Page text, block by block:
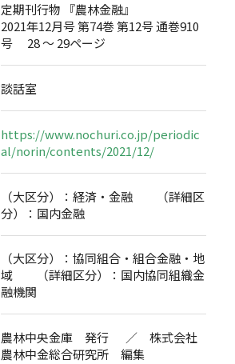
定期刊行物 『農林金融』
2021年12月号 第74巻 第12号 通巻910
号 28 ～ 29ページ
談話室
https://www.nochuri.co.jp/periodic
al/norin/contents/2021/12/
（大区分）：経済・金融 （詳細区
分）：国内金融
（大区分）：協同組合・組合金融・地
域 （詳細区分）：国内協同組織金
融機関
農林中央金庫 発行 ／ 株式会社
農林中金総合研究所 編集